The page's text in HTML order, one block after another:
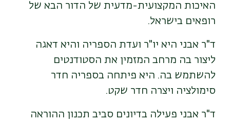
האיכות המקצועית-מדעית של הדור הבא של
רופאים בישראל.
ד"ר אבני היא יו"ר ועדת הספריה והיא דאגה
ליצור בה מרחב המזמין את הסטודנטים
להשתמש בה. היא פיתחה בספריה חדר
סימולציה ויצרה חדר שקט.
ד"ר אבני פעילה בדיונים סביב תכנון ההוראה